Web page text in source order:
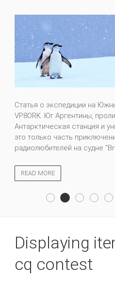
Статья о экспедиции на
VP8ORK. Юг Аргентины,
Антарктическая станция и
это только часть
радиолюбителей на судне
READ MORE
Displaying
cq contest